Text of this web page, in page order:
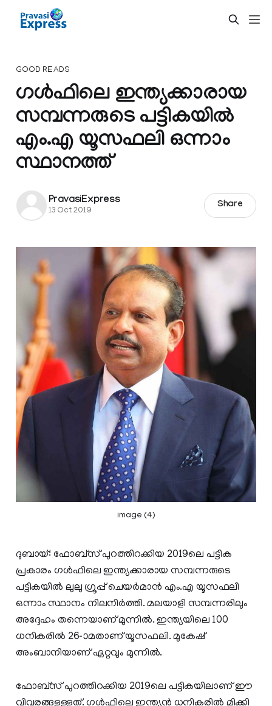
GOOD READS
ഗള്‍ഫിലെ ഇന്ത്യക്കാരായ
സമ്പന്നരുടെ പട്ടികയിൽ
എം.എ യൂസഫലി ഒന്നാം
സ്ഥാനത്ത്
PravasiExpress
13 Oct 2019
Share
image (4)
ദുബായ്: ഫോബ്‍സ് പുറത്തിറക്കിയ 2019ലെ പട്ടിക
പ്രകാരം ഗള്‍ഫിലെ ഇന്ത്യക്കാരായ സമ്പന്നരുടെ
പട്ടികയിൽ ലുലു ഗ്രൂപ്പ് ചെയർമാൻ എം.എ യൂസഫലി
ഒന്നാം സ്ഥാനം നിലനിർത്തി. മലയാളി സമ്പന്നരിലും
അദ്ദേഹം തന്നെയാണ് മുന്നിൽ. ഇന്ത്യയിലെ 100
ധനികരിൽ 26-ാമതാണ് യൂസഫലി. മുകേഷ്
അംബാനിയാണ് ഏറ്റവും മുന്നിൽ.
ഫോബ്‍സ് പുറത്തിറക്കിയ 2019ലെ പട്ടികയിലാണ് ഈ
വിവരങ്ങളുള്ളത്. ഗൾഫിലെ ഇന്ത്യൻ ധനികരിൽ മിക്കി